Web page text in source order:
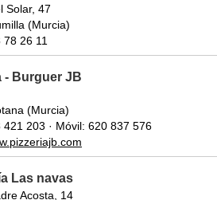
Solar, 47
(Murcia)
78 26 11
- Burguer JB
(Murcia)
421 203 · Móvil: 620 837 576
Las navas
Acosta, 14